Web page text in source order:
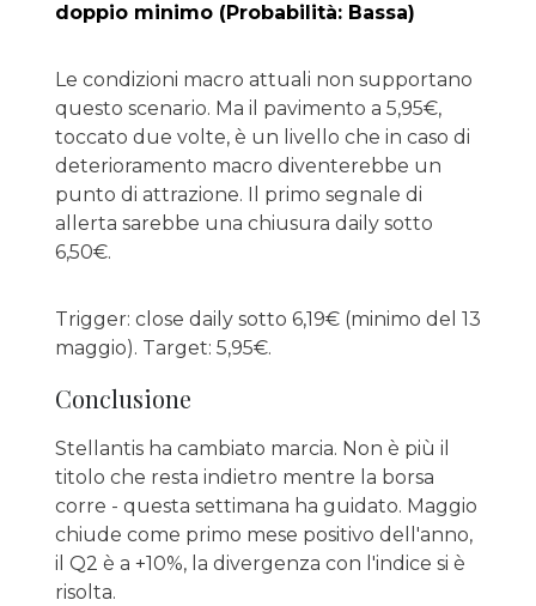
doppio minimo (Probabilità: Bassa)
Le condizioni macro attuali non supportano
questo scenario. Ma il pavimento a 5,95€,
toccato due volte, è un livello che in caso di
deterioramento macro diventerebbe un
punto di attrazione. Il primo segnale di
allerta sarebbe una chiusura daily sotto
6,50€.
Trigger: close daily sotto 6,19€ (minimo del 13
maggio). Target: 5,95€.
Conclusione
Stellantis ha cambiato marcia. Non è più il
titolo che resta indietro mentre la borsa
corre - questa settimana ha guidato. Maggio
chiude come primo mese positivo dell'anno,
il Q2 è a +10%, la divergenza con l'indice si è
risolta.